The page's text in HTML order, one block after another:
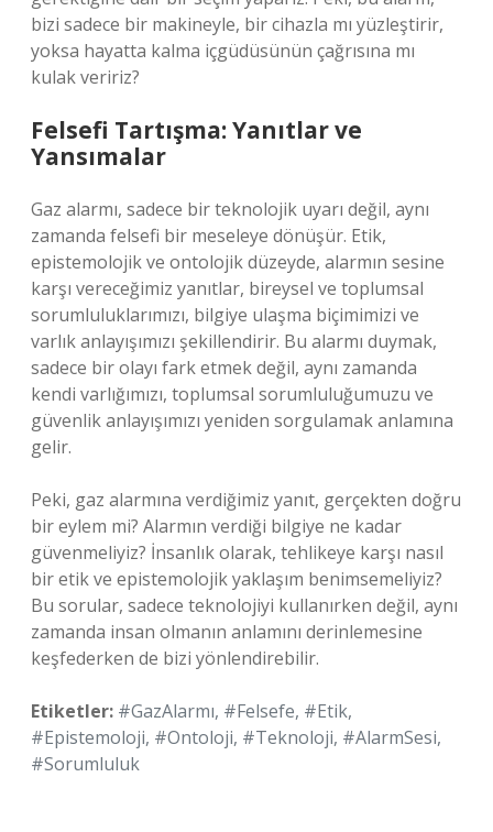
bizi sadece bir makineyle, bir cihazla mı yüzleştirir,
yoksa hayatta kalma içgüdüsünün çağrısına mı
kulak veririz?
Felsefi Tartışma: Yanıtlar ve
Yansımalar
Gaz alarmı, sadece bir teknolojik uyarı değil, aynı
zamanda felsefi bir meseleye dönüşür. Etik,
epistemolojik ve ontolojik düzeyde, alarmın sesine
karşı vereceğimiz yanıtlar, bireysel ve toplumsal
sorumluluklarımızı, bilgiye ulaşma biçimimizi ve
varlık anlayışımızı şekillendirir. Bu alarmı duymak,
sadece bir olayı fark etmek değil, aynı zamanda
kendi varlığımızı, toplumsal sorumluluğumuzu ve
güvenlik anlayışımızı yeniden sorgulamak anlamına
gelir.
Peki, gaz alarmına verdiğimiz yanıt, gerçekten doğru
bir eylem mi? Alarmın verdiği bilgiye ne kadar
güvenmeliyiz? İnsanlık olarak, tehlikeye karşı nasıl
bir etik ve epistemolojik yaklaşım benimsemeliyiz?
Bu sorular, sadece teknolojiyi kullanırken değil, aynı
zamanda insan olmanın anlamını derinlemesine
keşfederken de bizi yönlendirebilir.
Etiketler: #GazAlarmı, #Felsefe, #Etik,
#Epistemoloji, #Ontoloji, #Teknoloji, #AlarmSesi,
#Sorumluluk